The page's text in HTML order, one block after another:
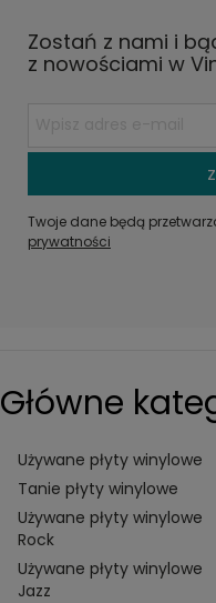
Zostań z nami i
z nowościami w
Twoje dane będą
prywatności
Główne
Używane płyty winylowe
Tanie płyty winylowe
Używane płyty winylowe
Rock
Używane płyty winylowe
Jazz